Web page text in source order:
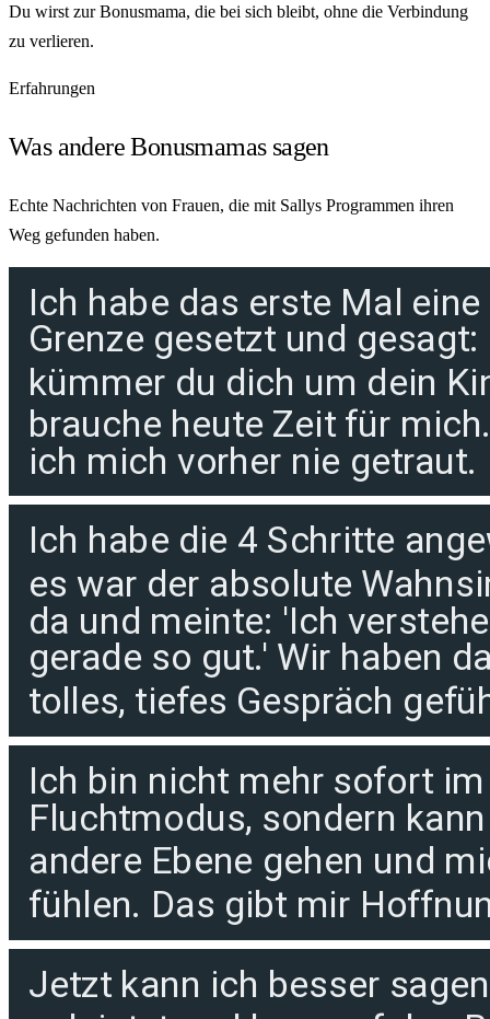
Du wirst zur Bonusmama, die bei sich bleibt, ohne die Verbindung
zu verlieren.
Erfahrungen
Was andereBonusmamassagen
Echte Nachrichten von Frauen, die mit Sallys Programmen ihren
Weg gefunden haben.